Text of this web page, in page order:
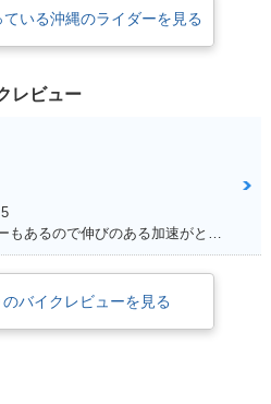
売は、標準仕様が2024年4月、SPが7月
存在しないため、国内のAT限定大型
09は、当初、北米市場において
いる沖縄のライダーを見る
レビュー
満足ポイント:車体が軽く、パワーもあるので伸びのある加速がとてもいいです。 高速道路も走りましたが、とても楽しめました。 また三気筒エンジンがとても気持ちよく、 国産車で三気筒エンジンはとても貴重だと感じた１台です。
バイクレビューを見る